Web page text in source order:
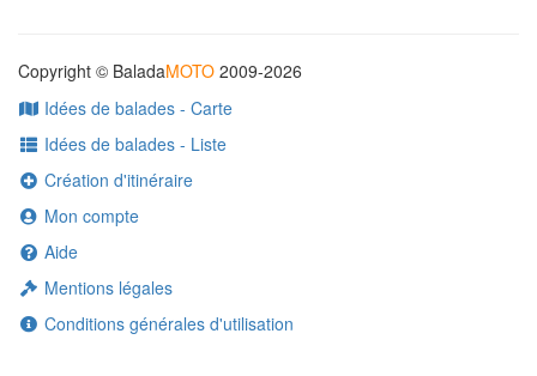
Copyright © BaladaMOTO 2009-2026
Idées de balades - Carte
Idées de balades - Liste
Création d'itinéraire
Mon compte
Aide
Mentions légales
Conditions générales d'utilisation